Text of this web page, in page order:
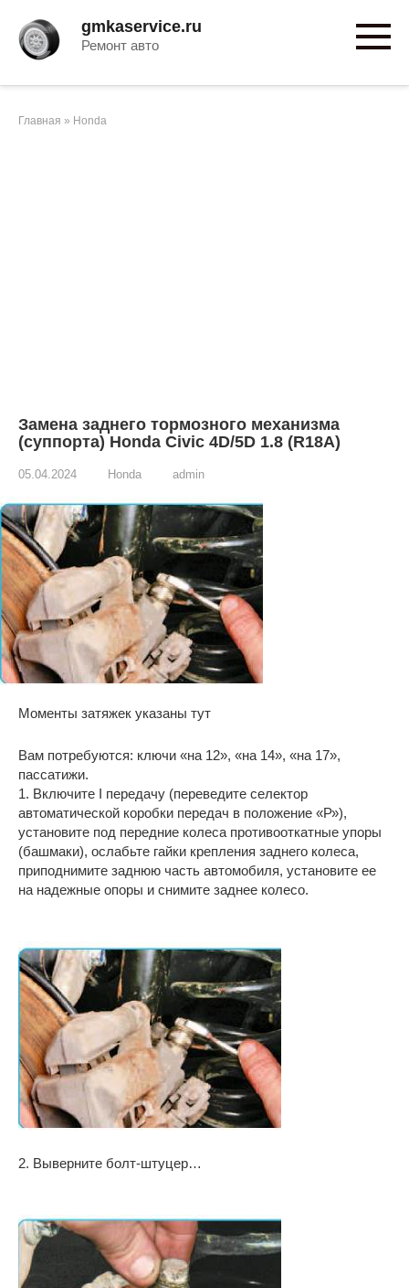
контенту
gmkaservice.ru
Ремонт авто
Главная » Honda
Замена заднего тормозного механизма
(суппорта) Honda Civic 4D/5D 1.8 (R18A)
05.04.2024 Honda admin
Моменты затяжек указаны тут
Вам потребуются: ключи «на 12», «на 14», «на 17»,
пассатижи.
1. Включите I передачу (переведите селектор
автоматической коробки передач в положение «Р»),
установите под передние колеса противооткатные упоры
(башмаки), ослабьте гайки крепления заднего колеса,
приподнимите заднюю часть автомобиля, установите ее
на надежные опоры и снимите заднее колесо.
2. Выверните болт-штуцер…